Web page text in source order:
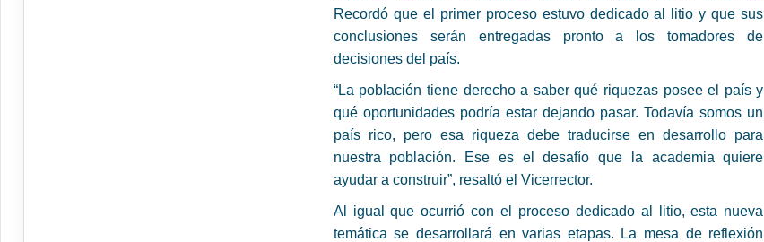
Recordó que el primer proceso estuvo dedicado al litio y que sus
conclusiones serán entregadas pronto a los tomadores de
decisiones del país.
“La población tiene derecho a saber qué riquezas posee el país y
qué oportunidades podría estar dejando pasar. Todavía somos un
país rico, pero esa riqueza debe traducirse en desarrollo para
nuestra población. Ese es el desafío que la academia quiere
ayudar a construir”, resaltó el Vicerrector.
Al igual que ocurrió con el proceso dedicado al litio, esta nueva
temática se desarrollará en varias etapas. La mesa de reflexión